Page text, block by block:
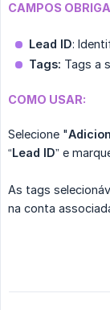
CAMPOS
Lead ID:
Tags: Tags a
COMO USAR:
Selecione "
“Lead ID” e
As tags
na conta